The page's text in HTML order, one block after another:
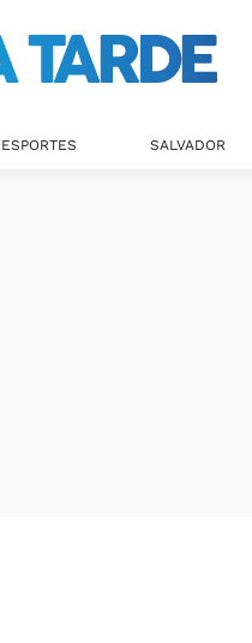
ESPORTES SALVADOR